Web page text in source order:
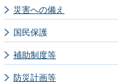
災害への備え
国民保護
補助制度等
防災計画等